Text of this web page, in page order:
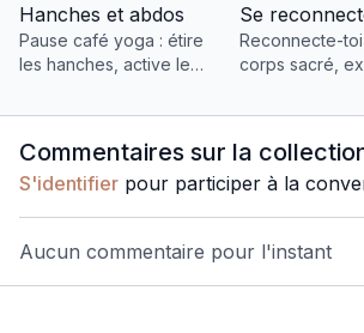
Hanches et abdos
Pause café yoga : étire
les hanches, active le
énergie et mobilité avec
efficace.
Reconnecte-
corps sacré,
jours difficiles
vitalité.
Commentaires sur la
S'identifier pour participer à la
Aucun commentaire pour l'instant